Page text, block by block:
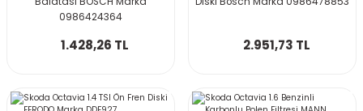
0986424364
1.428,26 TL 2.951,73 TL